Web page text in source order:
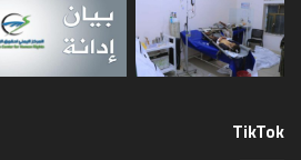
TikTok